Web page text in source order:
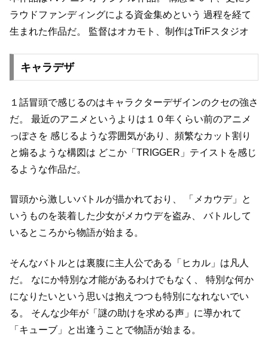
ラウドファンディングによる資金集めという 過程を経て
生まれた作品だ。
監督はオカモト、制作はTriFスタジオ
キャラデザ
１話冒頭で感じるのはキャラクターデザインのクセの強さ
だ。
最近のアニメというよりは１０年くらい前のアニメ
っぽさを 感じるような雰囲気があり、頻繁なカット割り
と煽るような構図は どこか「TRIGGER」テイストを感じ
るような作品だ。
冒頭から激しいバトルが描かれており、
「メカウデ」と
いうものを装着した少女がメカウデを盗み、
バトルして
いるところから物語が始まる。
そんなバトルとは裏腹に主人公である「ヒカル」は凡人
だ。
なにか特別な才能があるわけでもなく、
特別な何か
になりたいという思いは抱えつつも特別になれないでい
る。
そんな少年が「謎の助けを求める声」に導かれて
「キューブ」と出逢うことで物語が始まる。